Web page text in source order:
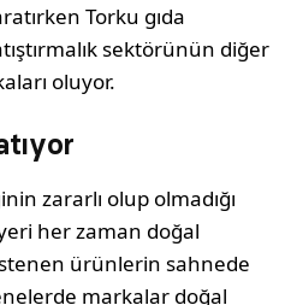
Torku gıda
sektörünün diğer
oluyor.
zararlı olup olmadığı
her zaman doğal
ürünlerin sahnede
markalar doğal